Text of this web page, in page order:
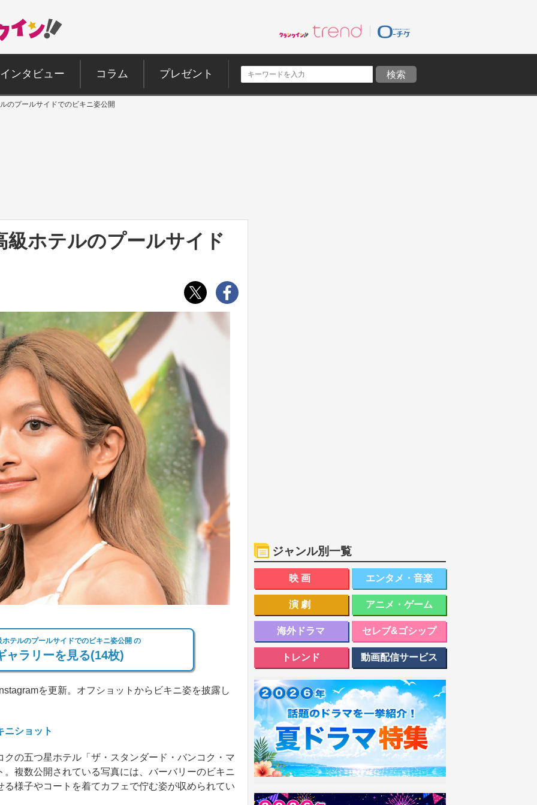
インタビュー コラム プレゼント
のプールサイドでのビキニ姿公開
ホテルのプールサイド
テルのプールサイドでのビキニ姿公開 の
ャラリーを見る(14枚)
を更新。オフショットからビキニ姿を披露し
ニショット
の五つ星ホテル「ザ・スタンダード・バンコク・マ
複数公開されている写真には、バーバリーのビキニ
様子やコートを着てカフェで佇む姿が収められてい
ジャンル別一覧
映画 エンタメ・音楽
演劇 アニメ・ゲーム
海外ドラマ セレブ&ゴシップ
トレンド 動画配信サービス